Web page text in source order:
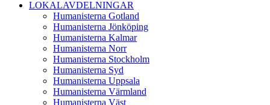
LOKALAVDELNINGAR
Humanisterna Gotland
Humanisterna Jönköping
Humanisterna Kalmar
Humanisterna Norr
Humanisterna Stockholm
Humanisterna Syd
Humanisterna Uppsala
Humanisterna Värmland
Humanisterna Väst